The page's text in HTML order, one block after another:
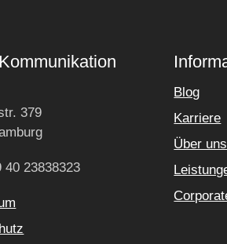
379
40 23838323
Blog
Karriere
Über uns